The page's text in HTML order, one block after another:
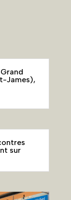
James),
sur